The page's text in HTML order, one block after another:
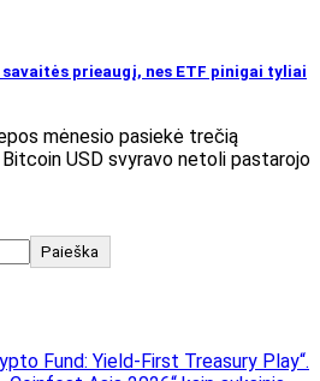
prieaugį, nes ETF pinigai tyliai
mėnesio pasiekė trečią
USD svyravo netoli pastarojo
Paieška
Fund: Yield-First Treasury Play“.